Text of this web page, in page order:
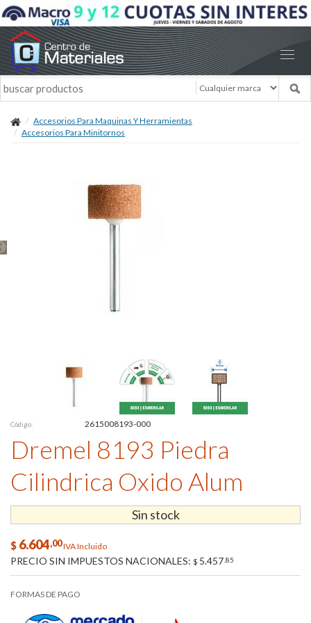
Accesorios Para Maquinas Y Herramientas
Accesorios Para Minitornos
Código: 2615008193-000
Dremel 8193 Piedra
Cilindrica Oxido Alum
Sin stock
$ 6.604,00IVA Incluido
PRECIO SIN IMPUESTOS NACIONALES: $ 5.457 ,85
FORMAS DE PAGO